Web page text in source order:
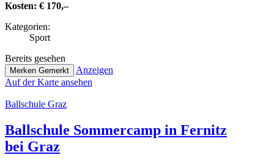
Kosten: € 170,–
Kate­go­rien:
Sport
Bereits gesehen
Merken Gemerkt
Anzeigen
Auf der Karte ansehen
Ball­schu­le Graz
Ball­schu­le Som­mer­camp in Fernitz
bei Graz